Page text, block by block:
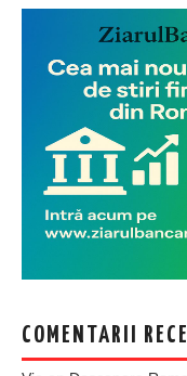
COMENTARII